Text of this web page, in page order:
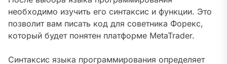
необходимо изучить его синтаксис и функции. Это
позволит вам писать код для советника Форекс,
который будет понятен платформе MetaTrader.
Синтаксис языка программирования определяет